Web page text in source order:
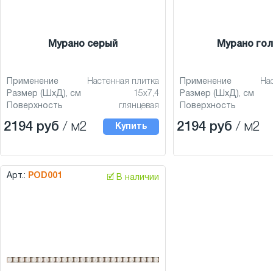
Мурано серый
Применение
Настенная плитка
Размер (ШхД), см
15x7,4
Поверхность
глянцевая
2194 руб / м2 Купить
Мурано
Применение
Размер (ШхД), см
Поверхность
2194 руб / м2
Арт.: POD001 🗹 В наличии